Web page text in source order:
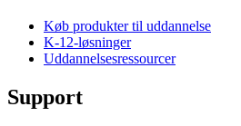
Køb produkter til uddannelse
K-12-løsninger
Uddannelsesressourcer
Support